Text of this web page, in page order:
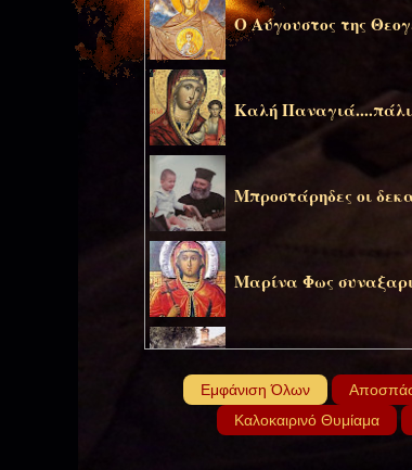
Ο Αύγουστος της
Καλή
Μπροστάρηδες οι
Μαρίνα Φως
Παναγούδα
του Αγιορείτη)
Τη δωδεκάτη του
Εμφάνιση Όλων
Καλοκαιρινό Θυμίαμα